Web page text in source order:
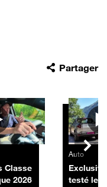
Partager
Classe
2026
Auto
Exclusif :
testé les